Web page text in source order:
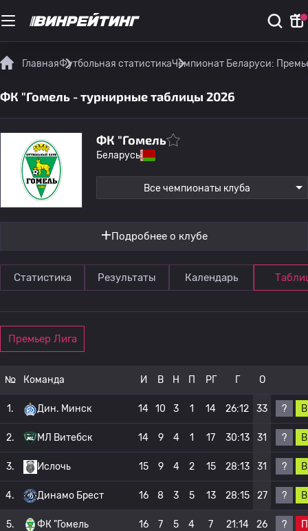
ГлавнаяФутбольная статистикаЧемпионат Беларуси:
ФК "Гомель - турнирные таблицы 2026
ФК "Гомель
Беларусь
Все чемпионаты клуба
Подробнее о клубе
Статистика Результаты Календарь
Премьер Лига
№ Команда И В Н П РГ Г О
1. Дин. Минск 14 10 3 1 14 26:12 33 ? В
2. МЛ Витебск 14 9 4 1 17 30:13 31 ? В
3. Ислочь 15 9 4 2 15 28:13 31 ? В
4. Динамо Брест 16 8 3 5 13 28:15 27 ? В
5. ФК "Гомель 16 7 5 4 7 21:14 26 ? П